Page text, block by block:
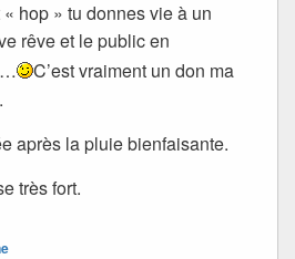
hop » tu donnes vie à un
rêve et le public en
C’est vraiment un don ma
après la pluie bienfaisante.
très fort.